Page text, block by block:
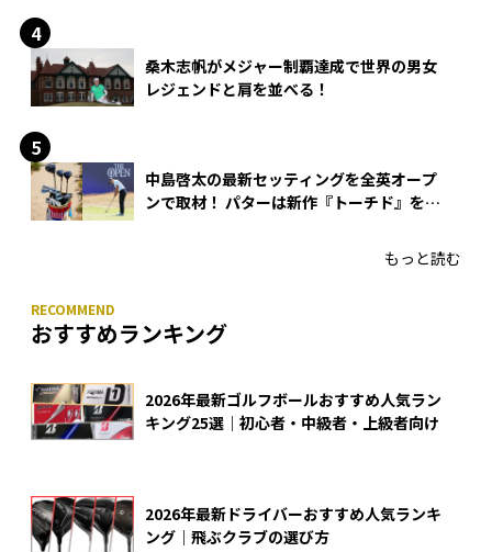
桑木志帆がメジャー制覇達成で世界の男女
レジェンドと肩を並べる！
中島啓太の最新セッティングを全英オープ
ンで取材！ パターは新作『トーチド』を投
もっと読む
おすすめランキング
2026年最新ゴルフボールおすすめ人気ラン
キング25選｜初心者・中級者・上級者向け
2026年最新ドライバーおすすめ人気ランキ
ング｜飛ぶクラブの選び方